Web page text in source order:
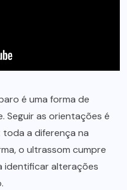
é uma forma de
Seguir as orientações é
toda a diferença na
o ultrassom cumpre
identificar alterações